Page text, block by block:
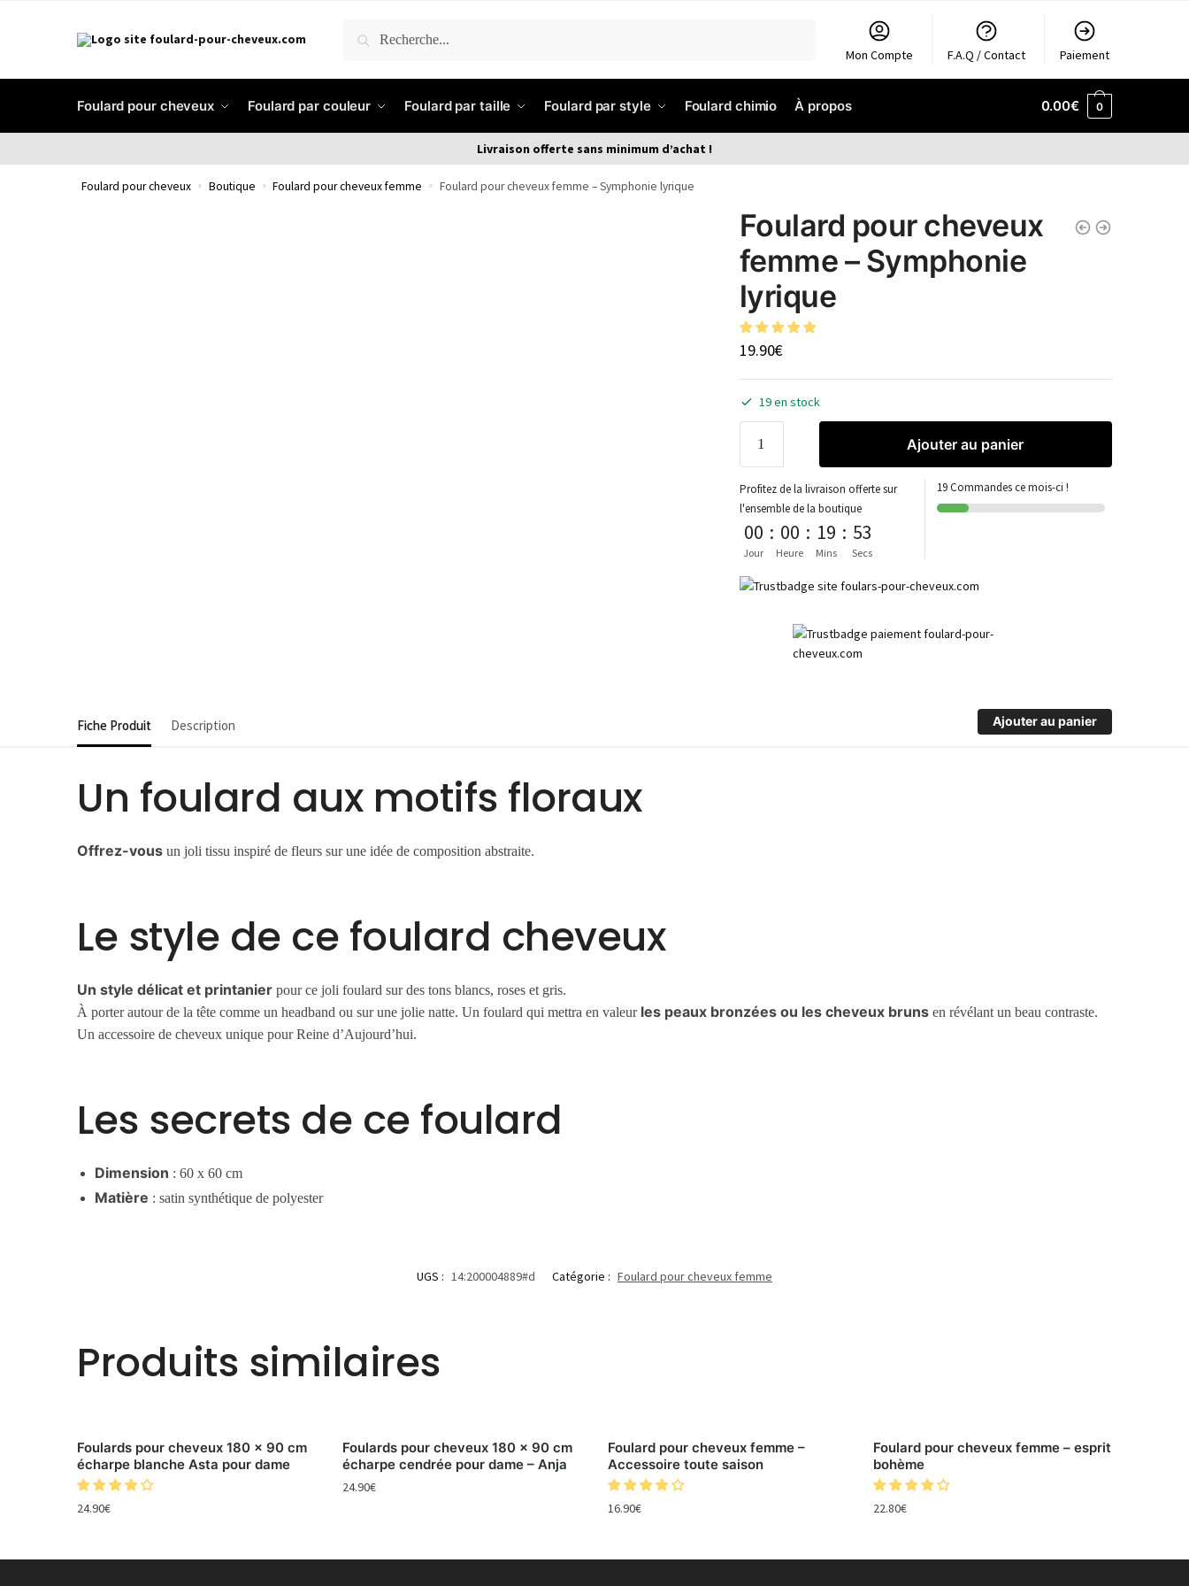
RECHERCHE
Mon Compte F.A.Q / Contact Paiement
Foulard pour cheveux Foulard par couleur Foulard par taille Foulard par style Foulard chimio À propos 0.00€ 0
Livraison offerte sans minimum d’achat !
Foulard pour cheveux » Boutique » Foulard pour cheveux femme » Foulard pour cheveux femme – Symphonie lyrique
Foulard pour cheveux
femme – Symphonie
lyrique
19.90€
19 en stock
Ajouter au panier
Profitez de la livraison offerte sur
l'ensemble de la boutique
00
Jour
: 00
Heure
: 19
Mins
: 53
Secs
19 Commandes ce mois-ci !
Fiche Produit Description Ajouter au panier
Un foulard aux motifs floraux
Offrez-vous un joli tissu inspiré de fleurs sur une idée de composition abstraite.
Le style de ce foulard cheveux
Un style délicat et printanier pour ce joli foulard sur des tons blancs, roses et gris.
À porter autour de la tête comme un headband ou sur une jolie natte. Un foulard qui mettra en valeur les peaux bronzées ou les cheveux bruns en révélant un beau contraste.
Un accessoire de cheveux unique pour Reine d’Aujourd’hui.
Les secrets de ce foulard
Dimension : 60 x 60 cm
Matière : satin synthétique de polyester
UGS : 14:200004889#d Catégorie : Foulard pour cheveux femme
Produits similaires
Foulards pour cheveux 180 x 90 cm
écharpe blanche Asta pour dame
24.90€
Foulards pour cheveux 180 x 90 cm
écharpe cendrée pour dame – Anja
24.90€
Foulard pour cheveux femme –
Accessoire toute saison
16.90€
Foulard pour cheveux femme – esprit
bohème
22.80€